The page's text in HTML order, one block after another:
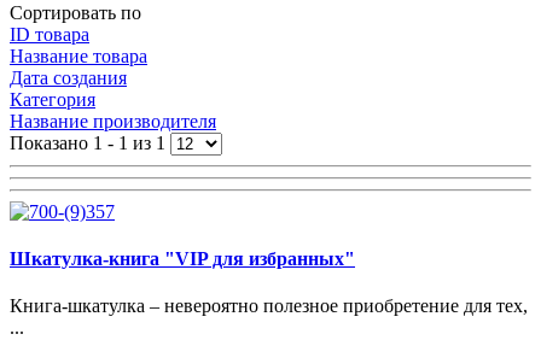
Сортировать по
ID товара
Название товара
Дата создания
Категория
Название производителя
Показано 1 - 1 из 1
Шкатулка-книга "VIP для избранных"
Книга-шкатулка – невероятно полезное приобретение для тех,
...